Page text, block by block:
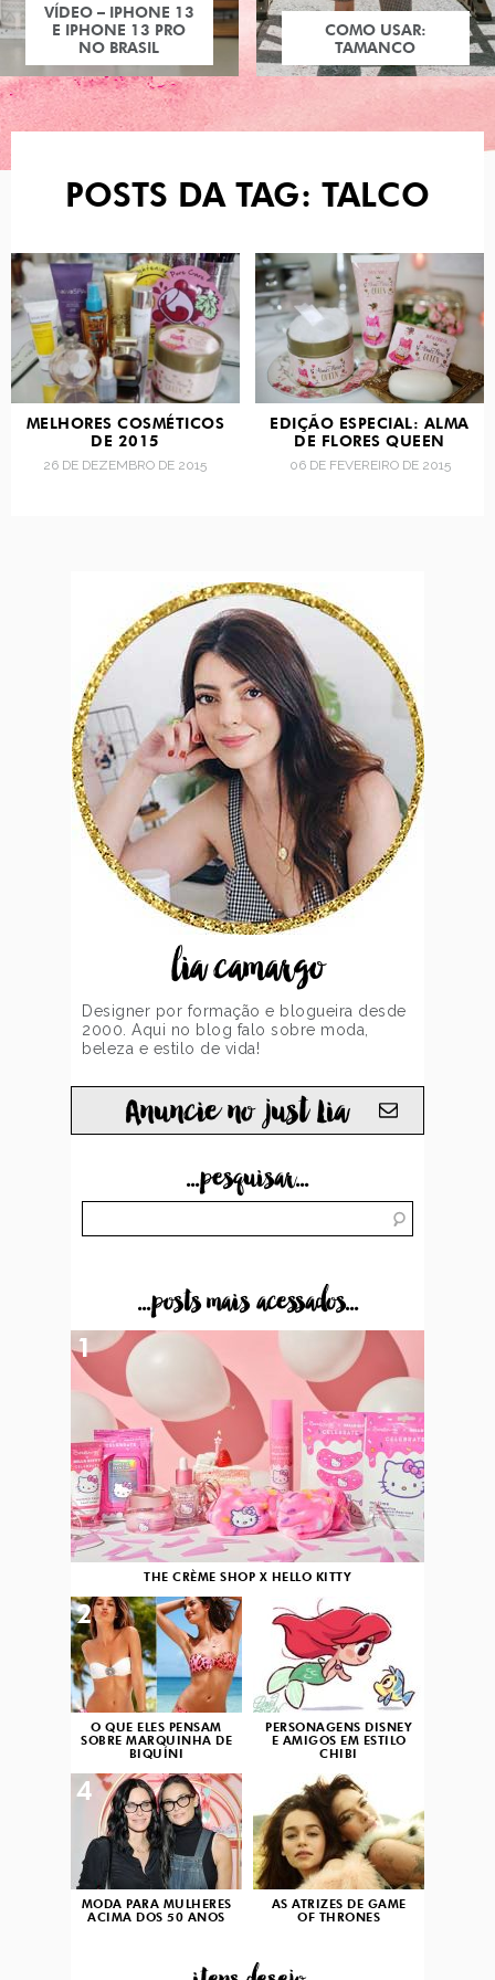
VÍDEO – IPHONE 13
E IPHONE 13 PRO
NO BRASIL
COMO USAR:
TAMANCO
POSTS DA TAG: TALCO
MELHORES COSMÉTICOS
DE 2015
26 DE DEZEMBRO DE 2015
EDIÇÃO ESPECIAL: ALMA
DE FLORES QUEEN
06 DE FEVEREIRO DE 2015
lia camargo
Designer por formação e blogueira desde
2000. Aqui no blog falo sobre moda,
beleza e estilo de vida!
Anuncie no just Lia
...pesquisar...
...posts mais acessados...
THE CRÈME SHOP X HELLO KITTY
1
O QUE ELES PENSAM
SOBRE MARQUINHA DE
BIQUÍNI
2
PERSONAGENS DISNEY
E AMIGOS EM ESTILO
CHIBI
3
MODA PARA MULHERES
ACIMA DOS 50 ANOS
4
AS ATRIZES DE GAME
OF THRONES